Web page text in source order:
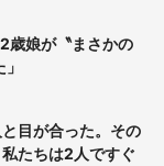
歳娘が〝まさかの
目が合った。その
たちは2人ですぐ